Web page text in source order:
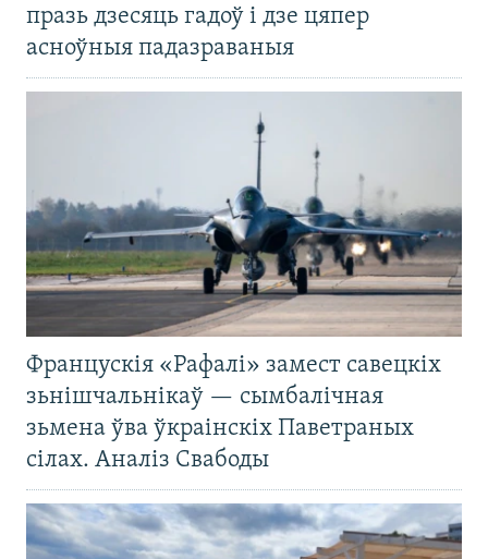
празь дзесяць гадоў і дзе цяпер
асноўныя падазраваныя
Францускія «Рафалі» замест савецкіх
зьнішчальнікаў — сымбалічная
зьмена ўва ўкраінскіх Паветраных
сілах. Аналіз Свабоды